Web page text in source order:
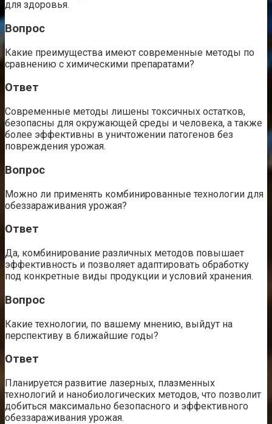
для здоровья.
Вопрос
Какие преимущества имеют современные методы по
сравнению с химическими препаратами?
Ответ
Современные методы лишены токсичных остатков,
безопасны для окружающей среды и человека, а также
более эффективны в уничтожении патогенов без
повреждения урожая.
Вопрос
Можно ли применять комбинированные технологии для
обеззараживания урожая?
Ответ
Да, комбинирование различных методов повышает
эффективность и позволяет адаптировать обработку
под конкретные виды продукции и условий хранения.
Вопрос
Какие технологии, по вашему мнению, выйдут на
перспективу в ближайшие годы?
Ответ
Планируется развитие лазерных, плазменных
технологий и нанобиологических методов, что позволит
добиться максимально безопасного и эффективного
обеззараживания урожая.